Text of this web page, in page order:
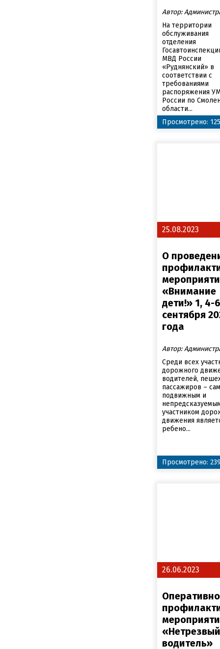
Автор:
На территории
обслуживания
отделения
МВД России
«Руднянский» в
соответствии с
требованиями
распоряжения
России по
области...
Просмотрено:
25.08.2023
О
«Внимание
дети!» 1, 4-6
сентября
года
Автор:
Среди всех
дорожного
водителей,
пассажиров –
подвижным и
участником
движения
ребено...
Просмотрено:
26.06.2023
«Нетрезвый
водитель»